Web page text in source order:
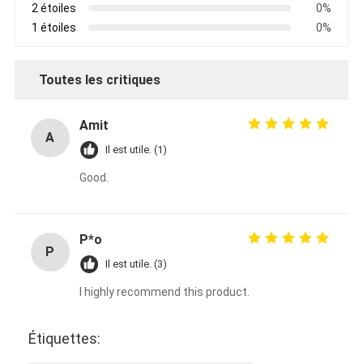
2 étoiles
0%
1 étoiles
0%
Toutes les critiques
A
Amit
Il est utile. (1)
Good.
P
P*o
Il est utile. (3)
I highly recommend this product.
Étiquettes: